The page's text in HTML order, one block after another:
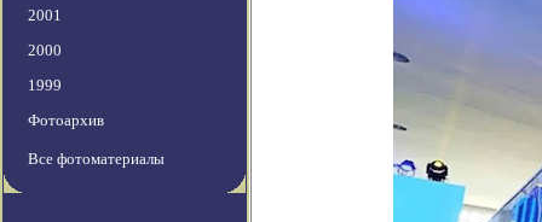
2001
2000
1999
Фотоархив
Все фотоматериалы